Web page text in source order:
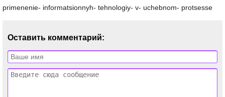
primenenie- informatsionnyh- tehnologiy- v- uchebnom- protsesse
Оставить комментарий: